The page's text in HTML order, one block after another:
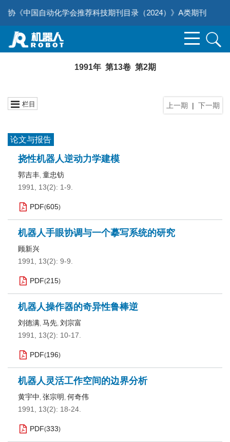
协《中国自动化学会推荐科技期刊目录（2024）》A类期刊
1991年 第13卷 第2期
上一期 | 下一期
栏目
论文与报告
挠性机器人逆动力学建模
郭吉丰, 童忠钫
1991, 13(2): 1-9.
PDF(605)
机器人手眼协调与一个摹写系统的研究
顾新兴
1991, 13(2): 9-9.
PDF(215)
机器人操作器的奇异性鲁棒逆
刘德满, 马先, 刘宗富
1991, 13(2): 10-17.
PDF(196)
机器人灵活工作空间的边界分析
黄宇中, 张宗明 , 何奇伟
1991, 13(2): 18-24.
PDF(333)